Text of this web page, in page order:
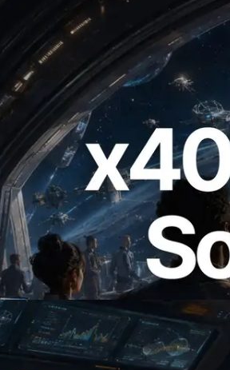
x402 支付的 Solana RPC
為 API 付款的時代開啟